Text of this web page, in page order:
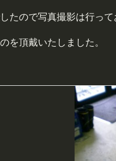
たので写真撮影は行って
を頂戴いたしました。